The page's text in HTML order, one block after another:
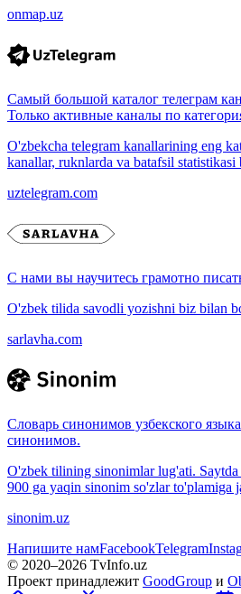
onmap.uz
Самый большой каталог телеграм
Только активные каналы по
O'zbekcha telegram kanallarining eng
kanallar, ruknlarda va batafsil statistikasi
uztelegram.com
С нами вы научитесь грамотно
O'zbek tilida savodli yozishni biz bilan
sarlavha.com
Словарь синонимов узбекского
синонимов.
O'zbek tilining sinonimlar lug'ati. Saytda
900 ga yaqin sinonim so'zlar to'plamiga
sinonim.uz
Напишите намFacebookTelegram
© 2020–2026 TvInfo.uz
Проект принадлежит GoodGroup и